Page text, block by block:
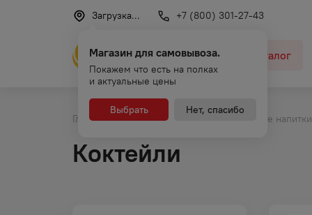
Загрузка... +7 (800) 301-27-43
Каталог
Магазин для самовывоза.
Покажем что есть на полках
и актуальные цены
Выбрать Нет, спасибо
Главная Каталог Слабоалкогольные напитки
Коктейли